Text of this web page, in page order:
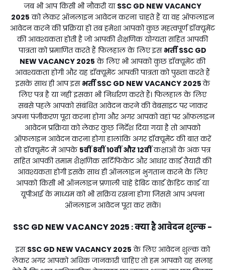
जब भी आप किसी भी नौकरी या SSC GD NEW VACANCY
2025 को लेकर ऑनलाइन आवेदन करना चाहते हैं या वह ऑफलाइन
आवेदन करने की प्रक्रिया हो तब हमेशा आपको कुछ महत्वपूर्ण डॉक्यूमेंट
की आवश्यकता होती है जो आपकी शैक्षणिक योग्यता सहित आपकी
पात्रता को प्रमाणित करते हैं फिलहाल के लिए इस भर्तीSSC GD
NEW VACANCY 2025 के लिए भी आपको कुछ डॉक्यूमेंट की
आवश्यकता होगी और यह डॉक्यूमेंट आपकी पात्रता को पुख्ता करते हैं
इसके साथ ही आप इस भर्तीSSC GD NEW VACANCY 2025के
लिए पत्र है या नहीं इसका भी निर्धारण करते हैं। फिलहाल के लिए
सबसे पहले आपको संबंधित आवेदन करने की वेबसाइट पर जाकर
अपना पंजीकरण पूरा करना होगा और अगर आपको वहां पर ऑफलाइन
आवेदन प्रक्रिया को लेकर कुछ निर्देश दिया गया है तो आपको
ऑफलाइन आवेदन करना होगा हालांकि अगर डॉक्यूमेंट की बात करें
तो डॉक्यूमेंट में आपके 5वीं 8वीं 10वीं और 12वींकक्षाओं के अंक पत्र
सहित आपकी तमाम शैक्षणिक सर्टिफिकेट और आधार कार्ड तैयारी की
आवश्यकता होगी इसके साथ ही ऑनलाइन भुगतान करने के लिए
आपको किसी भी ऑनलाइन प्रणाली चाहे डेबिट कार्ड क्रेडिट कार्ड या
यूपीआई के माध्यम को भी सक्रिय रखना होगा जिससे आप अपना
ऑनलाइन आवेदन पूरा कर सकें।
SSC GD NEW VACANCY 2025 :क्या है आवेदन शुल्क -
इस SSC GD NEW VACANCY 2025 के लिए आवेदन शुल्क को
लेकर अगर आपको अधिक जानकारी चाहिए तो हम आपको यह सलाह